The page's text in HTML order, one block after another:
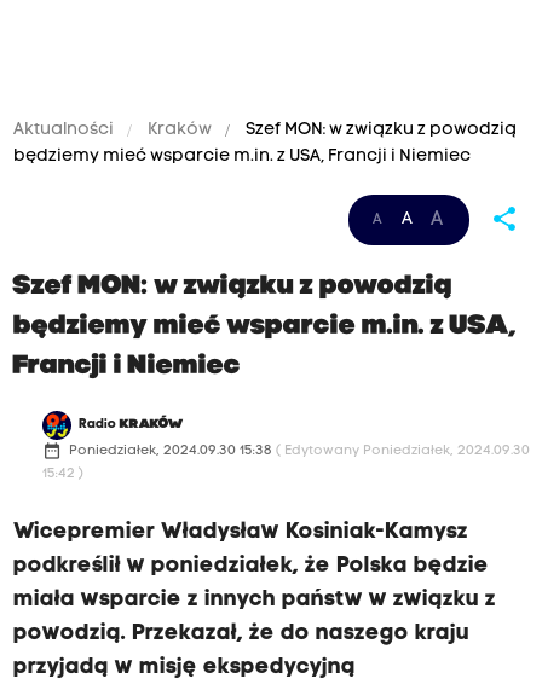
Aktualności Kraków
Szef MON: w związku z powodzią
będziemy mieć wsparcie m.in. z USA, Francji i Niemiec
A A A share
Szef MON: w związku z powodzią
będziemy mieć wsparcie m.in. z USA,
Francji i Niemiec
Radio KRAKÓW
date_range Poniedziałek, 2024.09.30 15:38 ( Edytowany Poniedziałek, 2024.09.30
15:42 )
Wicepremier Władysław Kosiniak-Kamysz
podkreślił w poniedziałek, że Polska będzie
miała wsparcie z innych państw w związku z
powodzią. Przekazał, że do naszego kraju
przyjadą w misję ekspedycyjną